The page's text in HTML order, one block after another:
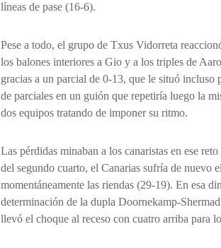
líneas de pase (16-6).
Pese a todo, el grupo de Txus Vidorreta
los balones interiores a Gio y a los triples de
gracias a un parcial de 0-13, que le situó
de parciales en un guión que repetiría luego la
dos equipos tratando de imponer su ritmo.
Las pérdidas minaban a los canaristas en ese
del segundo cuarto, el Canarias sufría de nuevo
momentáneamente las riendas (29-19). En esa
determinación de la dupla Doornekamp-
llevó el choque al receso con cuatro arriba para